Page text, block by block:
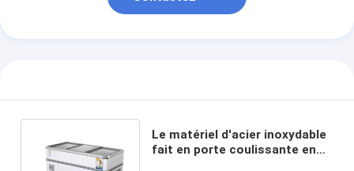
Le matériel d'acier inoxydable
fait en porte coulissante en